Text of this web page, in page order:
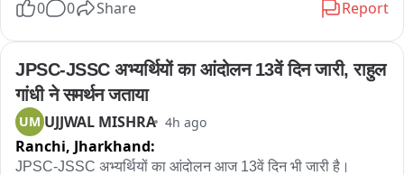
আশঙ্কা রয়েছে। নিত্যদিন ছোটখাটো দুর্ঘটনাও ঘটছে। 그는 অভিযোগ করেন,
দ্রুত ব্যবস্থা নিয়ে রাস্তা দখলমুক্ত ও নিরাপদ করার আবেদন জানান তিনি。
বিজেপির দাবি, রাস্তা থেকে অবিলম্বে নির্মাণসামগ্রী সরিয়ে স্বাভাবিক যান চলাচল
নিশ্চিত করতে হবে এবং ভবিষ্যতে যাতে জনসাধারণের ভোগান্তি না হয়, সে বিষয়ে
প্রশাসনকে কড়া নজরদারি করতে হবে。
সম্প্রতি পুর নগরোন্নয় দপ্তররে মন্ত্রী অগ্নিমিত্রা পাল দিয়েছেন নির্মান সামগ্রি
বলেও পরিচিত ছিল এই বীর বাহাদুর। এলাকায় সন্ত্রাস তোলাবাজি সহ একাধিক
0 0 Share Report
JPSC-JSSC अभ्यर्थियों का आंदोलन 13वें दिन जारी, राहुल
गांधी ने समर्थन जताया
UM UJJWAL MISHRA 4h ago
Ranchi, Jharkhand:
JPSC-JSSC अभ्यर्थियों का आंदोलन आज 13वें दिन भी जारी है।